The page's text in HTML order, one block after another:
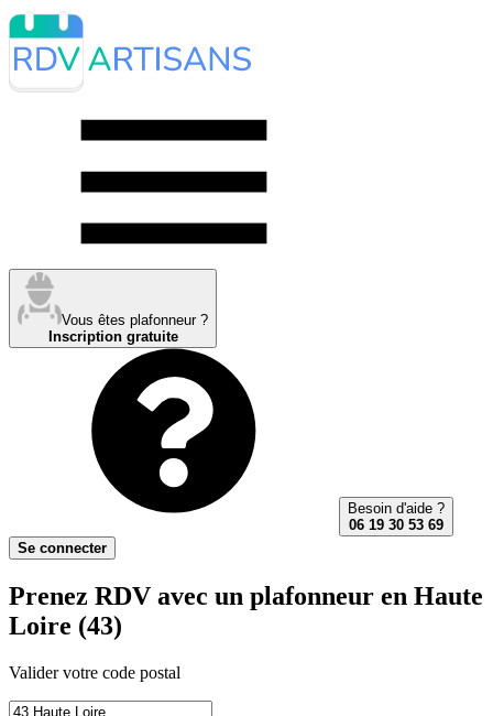
Vous êtes plafonneur ?
Inscription gratuite
Besoin d'aide ?
06 19 30 53 69
Se connecter
Prenez RDV avec un plafonneur en Haute
Loire (43)
Valider votre code postal